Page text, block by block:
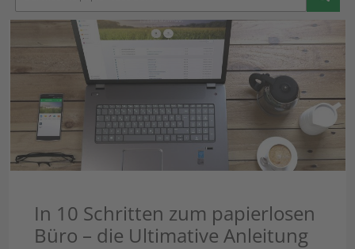
In 10 Schritten zum papierlosen
Büro – die Ultimative Anleitung